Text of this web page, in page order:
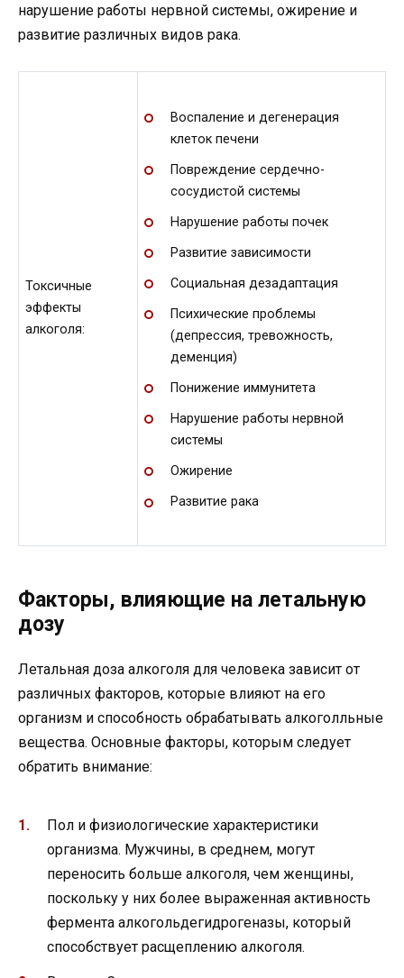
нарушение работы нервной системы, ожирение и
развитие различных видов рака.
Токсичные
эффекты
алкоголя:
Воспаление и дегенерация
клеток печени
Повреждение сердечно-
сосудистой системы
Нарушение работы почек
Развитие зависимости
Социальная дезадаптация
Психические проблемы
(депрессия, тревожность,
деменция)
Понижение иммунитета
Нарушение работы нервной
системы
Ожирение
Развитие рака
Факторы, влияющие на летальную
дозу
Летальная доза алкоголя для человека зависит от
различных факторов, которые влияют на его
организм и способность обрабатывать алкоголльные
вещества. Основные факторы, которым следует
обратить внимание:
Пол и физиологические характеристики
организма. Мужчины, в среднем, могут
переносить больше алкоголя, чем женщины,
поскольку у них более выраженная активность
фермента алкогольдегидрогеназы, который
способствует расщеплению алкоголя.